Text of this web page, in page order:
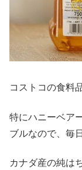
コストコの食料
特にハニーベア
ブルなので、毎
カナダ産の純は